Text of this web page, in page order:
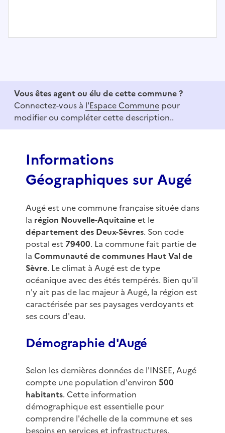
3
Vous êtes agent ou élu de cette commune ?
Connectez-vous à l'Espace Commune pour
modifier ou compléter cette description..
Informations
Géographiques sur Augé
Augé est une commune française située dans
la région Nouvelle-Aquitaineet le
département des Deux-Sèvres. Son code
postal est 79400. La commune fait partie de
la Communauté de communes Haut Val de
Sèvre. Le climat à Augé est de type
océanique avec des étés tempérés. Bien qu'il
n'y ait pas de lac majeur à Augé, la région est
caractérisée par ses paysages verdoyants et
ses cours d'eau.
Démographie d'Augé
Selon les dernières données de l'INSEE, Augé
compte une population d'environ 500
habitants. Cette information
démographique est essentielle pour
comprendre l'échelle de la commune et ses